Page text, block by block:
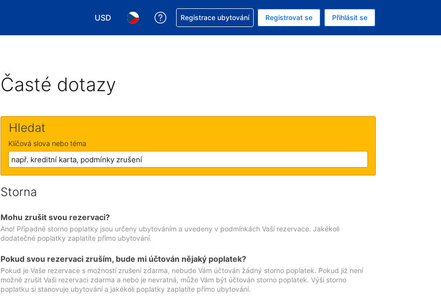
USD
Vyberte si měnu. Aktuálně zvolená měna: Americký dolar
Vyberte si jazyk. Aktuálně zvolený jazyk: V češtině
Asistence s rezervací
Registrace ubytování Registrovat se Přihlásit se
Časté dotazy
Hledat
Klíčová slova nebo téma
Storna
Mohu zrušit svou rezervaci?
Ano! Případné storno poplatky jsou určeny ubytováním a uvedeny v podmínkách Vaší rezervace. Jakékoli
dodatečné poplatky zaplatíte přímo ubytování.
Pokud svou rezervaci zruším, bude mi účtován nějaký poplatek?
Pokud je Vaše rezervace s možností zrušení zdarma, nebude Vám účtován žádný storno poplatek. Pokud již není
možné zrušit Vaši rezervaci zdarma a nebo je nevratná, může Vám být účtován storno poplatek. Výši storno
poplatku si stanovuje ubytování a jakékoli poplatky zaplatíte přímo ubytování.